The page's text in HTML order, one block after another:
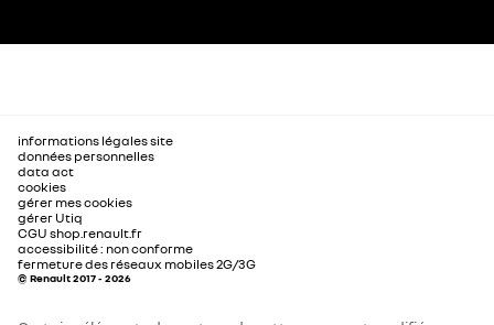
informations légales site
données personnelles
data act
cookies
gérer mes cookies
gérer Utiq
CGU shop.renault.fr
accessibilité : non conforme
fermeture des réseaux mobiles 2G/3G
© Renault 2017 - 2026